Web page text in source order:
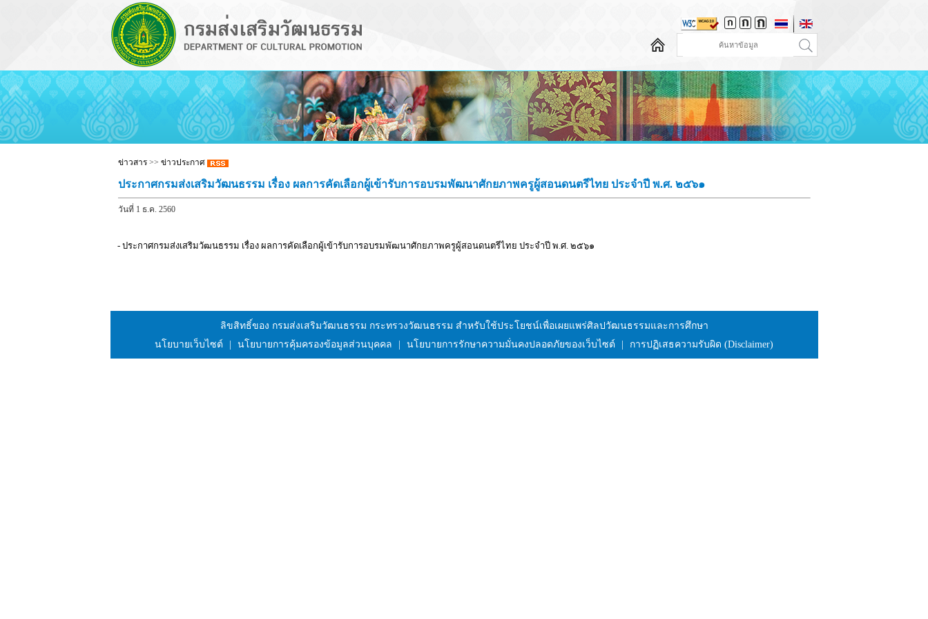
ข่าวสาร >> ข่าวประกาศ
ประกาศกรมส่งเสริมวัฒนธรรม เรื่อง ผลการคัดเลือกผู้เข้ารับการอบรมพัฒนาศักยภาพครูผู้สอนดนตรีไทย ประจำปี พ.ศ. ๒๕๖๑
วันที่ 1 ธ.ค. 2560
- ประกาศกรมส่งเสริมวัฒนธรรม เรื่อง ผลการคัดเลือกผู้เข้ารับการอบรมพัฒนาศักยภาพครูผู้สอนดนตรีไทย ประจำปี พ.ศ. ๒๕๖๑
ลิขสิทธิ์ของ กรมส่งเสริมวัฒนธรรม กระทรวงวัฒนธรรม สำหรับใช้ประโยชน์เพื่อเผยแพร่ศิลปวัฒนธรรมและการศึกษา
นโยบายเว็บไซต์
นโยบายการคุ้มครองข้อมูลส่วนบุคคล นโยบายการรักษาความมั่นคงปลอดภัยของเว็บไซต์ การปฏิเสธความรับผิด (Disclaimer)